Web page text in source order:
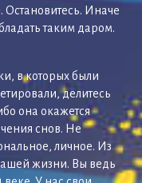
Остановитесь. Иначе
таким даром.
в которых были
делитесь
она окажется
снов. Не
личное. Из
жизни. Вы ведь